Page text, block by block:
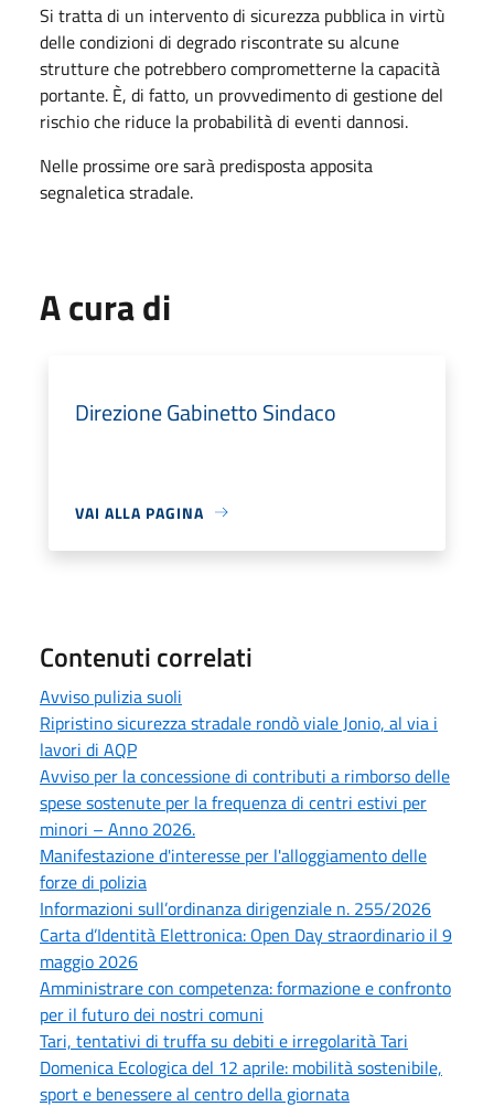
Si tratta di un intervento di sicurezza pubblica in virtù
delle condizioni di degrado riscontrate su alcune
strutture che potrebbero comprometterne la capacità
portante. È, di fatto, un provvedimento di gestione del
rischio che riduce la probabilità di eventi dannosi.
Nelle prossime ore sarà predisposta apposita
segnaletica stradale.
A cura di
Direzione Gabinetto Sindaco
VAI ALLA PAGINA
Contenuti correlati
Avviso pulizia suoli
Ripristino sicurezza stradale rondò viale Jonio, al via i
lavori di AQP
Avviso per la concessione di contributi a rimborso delle
spese sostenute per la frequenza di centri estivi per
minori – Anno 2026.
Manifestazione d'interesse per l'alloggiamento delle
forze di polizia
Informazioni sull’ordinanza dirigenziale n. 255/2026
Carta d’Identità Elettronica: Open Day straordinario il 9
maggio 2026
Amministrare con competenza: formazione e confronto
per il futuro dei nostri comuni
Tari, tentativi di truffa su debiti e irregolarità Tari
Domenica Ecologica del 12 aprile: mobilità sostenibile,
sport e benessere al centro della giornata